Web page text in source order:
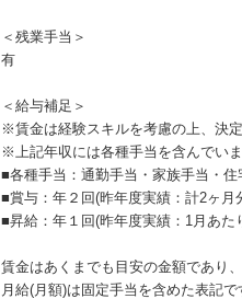
＜残業手当＞
有
＜給与補足＞
※賃金は経験スキルを考慮の上、決定
※上記年収には各種手当を含んでいま
■各種手当：通勤手当・家族手当・
■賞与：年２回(昨年度実績：計2ヶ月
■昇給：年１回(昨年度実績：1月あた
賃金はあくまでも目安の金額であり
月給(月額)は固定手当を含めた表記で